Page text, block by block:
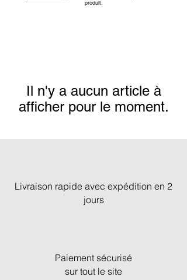
produit.
Il n'y a aucun article à
afficher pour le moment.
Livraison rapide avec expédition en 2
jours
Paiement sécurisé
sur tout le site